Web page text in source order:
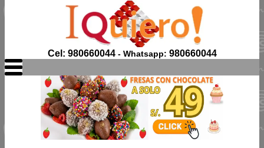
Cel: 980660044- Whatsapp: 980660044